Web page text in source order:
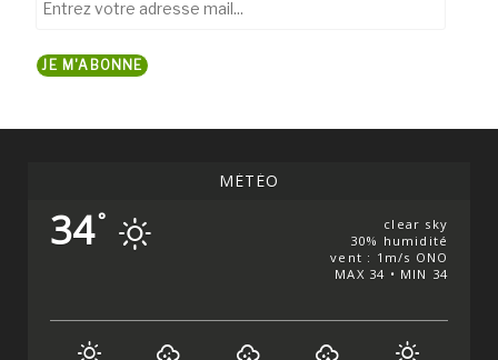
votre
mail...
JE M'ABONNE
MÉTÉO
34°
clear sky
30% humidité
vent : 1m/s ONO
MAX 34 • MIN 34